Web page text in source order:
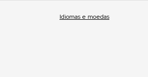
Idiomas e moedas